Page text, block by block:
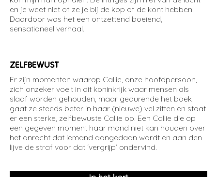
en je weet niet of ze je bij de kop of de kont hebben.
Daardoor was het een ontzettend boeiend,
sensationeel verhaal.
ZELFBEWUST
Er zijn momenten waarop Callie, onze hoofdpersoon,
zich onzeker voelt in dit koninkrijk waar mensen als
slaaf worden gehouden, maar gedurende het boek
gaat ze steeds beter in haar (nieuwe) vel zitten en staat
er een sterke, zelfbewuste Callie op. Een Callie die op
een gegeven moment haar mond niet kan houden over
het onrecht dat iemand aangedaan wordt en aan den
lijve de straf voor dat ‘vergrijp’ ondervind.